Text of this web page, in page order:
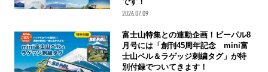
2026.07.09
富士山特集との連動企画！ビーパル8
月号には「創刊45周年記念 mini富
士山ベル＆ラゲッジ刺繍タグ」が特
別付録でついてきます！